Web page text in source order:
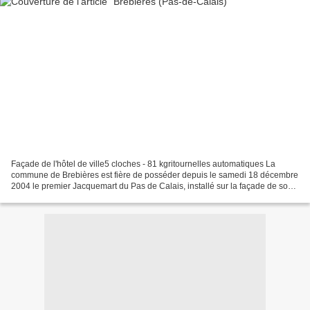
Façade de l'hôtel de ville5 cloches - 81 kgritournelles automatiques La
commune de Brebières est fière de posséder depuis le samedi 18 décembre
2004 le premier Jacquemart du Pas de Calais, installé sur la façade de son